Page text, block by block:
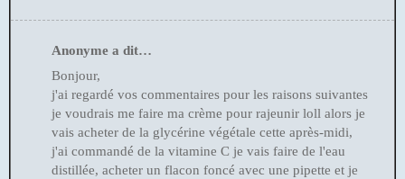
Anonyme a dit…
Bonjour,
j'ai regardé vos commentaires pour les raisons suivantes
je voudrais me faire ma crème pour rajeunir loll alors je
vais acheter de la glycérine végétale cette après-midi,
j'ai commandé de la vitamine C je vais faire de l'eau
distillée, acheter un flacon foncé avec une pipette et je